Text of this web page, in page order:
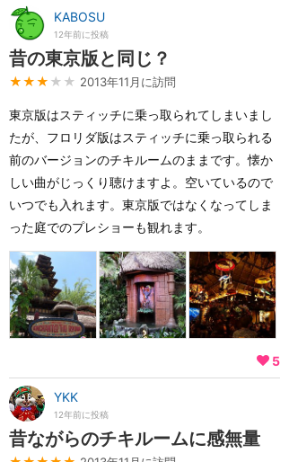
KABOSU
12年前に投稿
昔の東京版と同じ？
★★★ ★★ 2013年11月に訪問
東京版はスティッチに乗っ取られてしまいまし
たが、フロリダ版はスティッチに乗っ取られる
前のバージョンのチキルームのままです。懐か
しい曲がじっくり聴けますよ。空いているので
いつでも入れます。東京版ではなくなってしま
った庭でのプレショーも観れます。
5
YKK
12年前に投稿
昔ながらのチキルームに感無量